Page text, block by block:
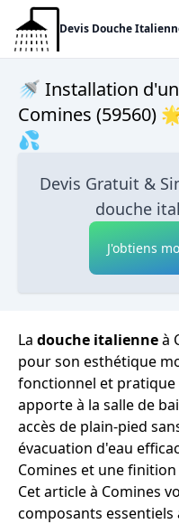
Devis Douche
🚿 Installation
Comines (59560)
💦
Devis Gratuit &
douche
J'obtiens
La douche italienneà
pour son esthétique
fonctionnel et pratique
apporte à la salle de
accès de plain-pied
évacuation d'eau
Comines et une
Cet article à Comines
composants